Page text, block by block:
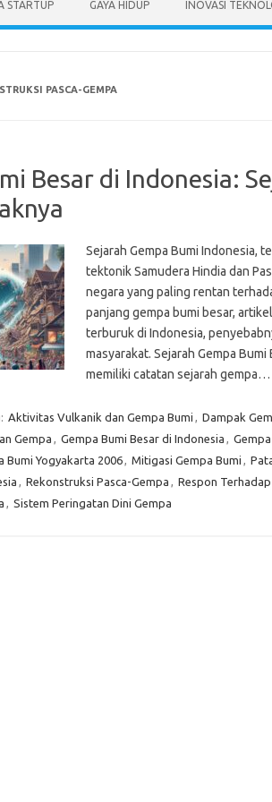
STARTUP GAYA HIDUP INOVASI
PASCA-GEMPA
Besar di Indonesia:
Sejarah Gempa Bumi Indonesia,
tektonik Samudera Hindia dan
negara yang paling rentan
panjang gempa bumi besar,
terburuk di Indonesia,
masyarakat. Sejarah Gempa
memiliki catatan sejarah gempa…
Aktivitas Vulkanik dan Gempa Bumi , Dampak
Gempa , Gempa Bumi Besar di Indonesia ,
Bumi Yogyakarta 2006, Mitigasi Gempa Bumi ,
, Rekonstruksi Pasca-Gempa , Respon
, Sistem Peringatan Dini Gempa